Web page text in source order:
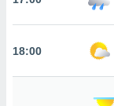
18:00